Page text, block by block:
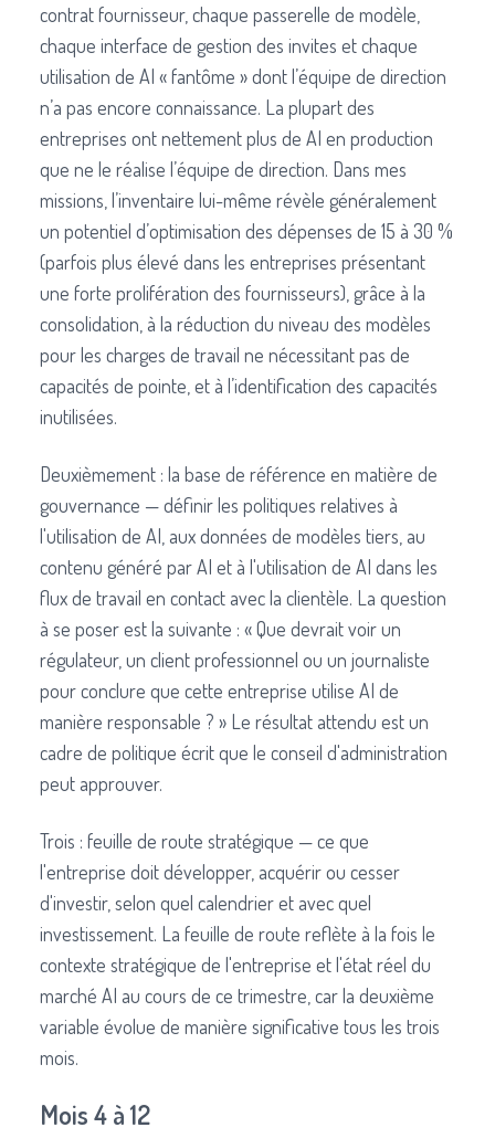
contrat fournisseur, chaque passerelle de modèle,
chaque interface de gestion des invites et chaque
utilisation de AI « fantôme » dont l’équipe de direction
n’a pas encore connaissance. La plupart des
entreprises ont nettement plus de AI en production
que ne le réalise l’équipe de direction. Dans mes
missions, l’inventaire lui-même révèle généralement
un potentiel d’optimisation des dépenses de 15 à 30 %
(parfois plus élevé dans les entreprises présentant
une forte prolifération des fournisseurs), grâce à la
consolidation, à la réduction du niveau des modèles
pour les charges de travail ne nécessitant pas de
capacités de pointe, et à l’identification des capacités
inutilisées.
Deuxièmement : la base de référence en matière de
gouvernance — définir les politiques relatives à
l'utilisation de AI, aux données de modèles tiers, au
contenu généré par AI et à l'utilisation de AI dans les
flux de travail en contact avec la clientèle. La question
à se poser est la suivante : « Que devrait voir un
régulateur, un client professionnel ou un journaliste
pour conclure que cette entreprise utilise AI de
manière responsable ? » Le résultat attendu est un
cadre de politique écrit que le conseil d'administration
peut approuver.
Trois : feuille de route stratégique — ce que
l'entreprise doit développer, acquérir ou cesser
d'investir, selon quel calendrier et avec quel
investissement. La feuille de route reflète à la fois le
contexte stratégique de l'entreprise et l'état réel du
marché AI au cours de ce trimestre, car la deuxième
variable évolue de manière significative tous les trois
mois.
Mois 4 à 12